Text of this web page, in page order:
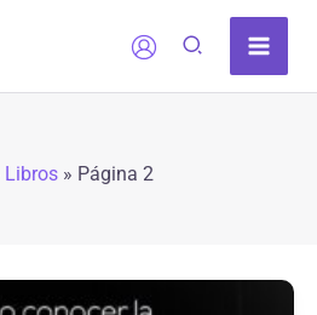
Libros» Página 2